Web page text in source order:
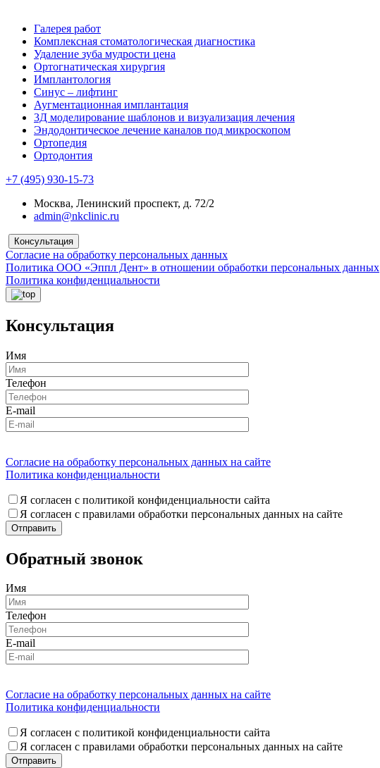
Галерея работ
Комплексная стоматологическая диагностика
Удаление зуба мудрости цена
Ортогнатическая хирургия
Имплантология
Синус – лифтинг
Аугментационная имплантация
3Д моделирование шаблонов и визуализация лечения
Эндодонтическое лечение каналов под микроскопом
Ортопедия
Ортодонтия
+7 (495) 930-15-73
Москва, Ленинский проспект, д. 72/2
admin@nkclinic.ru
Консультация
Согласие на обработку персональных данных
Политика ООО «Эппл Дент» в отношении обработки персональных данных
Политика конфиденциальности
Консультация
Имя
Телефон
E-mail
Согласие на обработку персональных данных на сайте
Политика конфиденциальности
Я согласен с политикой конфиденциальности сайта
Я согласен с правилами обработки персональных данных на сайте
Обратный звонок
Имя
Телефон
E-mail
Согласие на обработку персональных данных на сайте
Политика конфиденциальности
Я согласен с политикой конфиденциальности сайта
Я согласен с правилами обработки персональных данных на сайте